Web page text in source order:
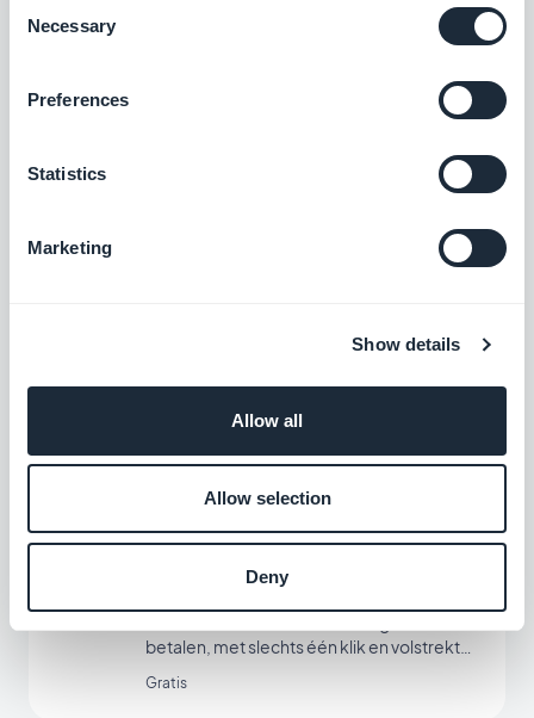
Selection
Necessary
Preferences
Statistics
Marketing
Show details
Allow all
Allow selection
Deny
Bied een nieuwe betalingsoplossing aan
Bied een nieuwe betalingsoplossing aan
Verhoog uw verkoop met de betaaloptie
'Buy Now Pay Later'
betalen, met slechts één klik en volstrekt
Gratis